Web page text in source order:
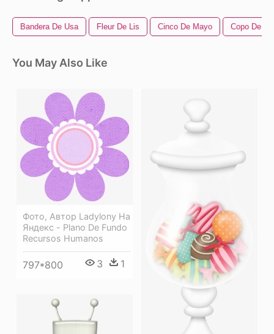
Bandera De Usa Fleur De Lis Cinco De Mayo Copo De
You May Also Like
Фото, Автор Ladylony На
Яндекс - Plano De Fundo
Recursos Humanos
797*800 3 1